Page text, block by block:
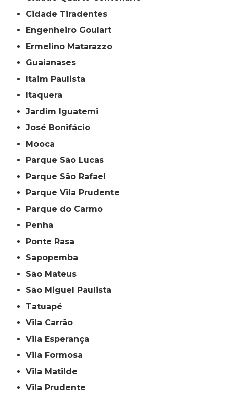
Cidade Tiradentes
Engenheiro Goulart
Ermelino Matarazzo
Guaianases
Itaim Paulista
Itaquera
Jardim Iguatemi
José Bonifácio
Mooca
Parque São Lucas
Parque São Rafael
Parque Vila Prudente
Parque do Carmo
Penha
Ponte Rasa
Sapopemba
São Mateus
São Miguel Paulista
Tatuapé
Vila Carrão
Vila Esperança
Vila Formosa
Vila Matilde
Vila Prudente